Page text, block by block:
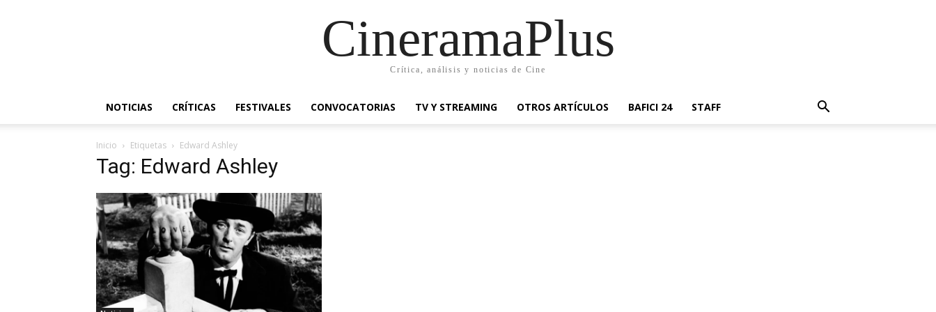
CineramaPlus
Crítica, análisis y noticias de Cine
NOTICIAS CRÍTICAS FESTIVALES CONVOCATORIAS TV Y STREAMING OTROS ARTÍCULOS BAFICI 24 STAFF
Inicio Etiquetas Edward Ashley
Tag: Edward Ashley